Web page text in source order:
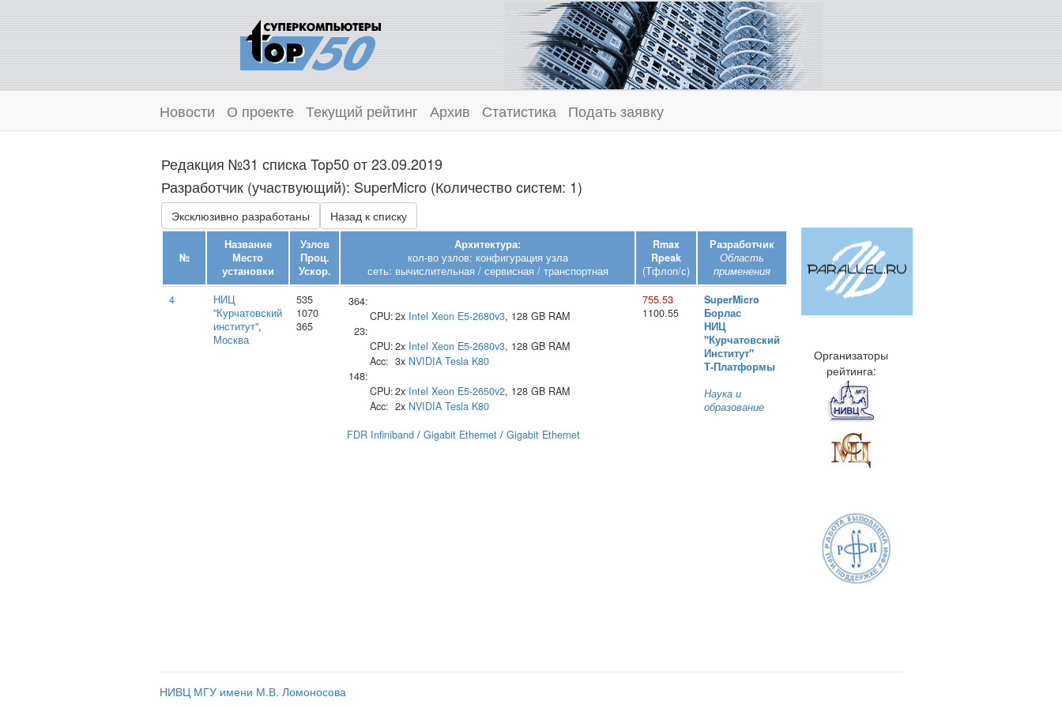
Новости О проекте Текущий рейтинг Архив Статистика Подать заявку
Редакция №31 списка Top50 от 23.09.2019
Разработчик (участвующий): SuperMicro (Количество систем: 1)
Эксклюзивно разработаны Назад к списку
№
Название
Место
установки
Узлов
Проц.
Ускор.
Архитектура:
кол-во узлов: конфигурация узла
сеть: вычислительная / сервисная / транспортная
Rmax
Rpeak
(Тфлоп/с)
Разработчик
Область
применения
4
НИЦ
"Курчатовский
институт",
Москва
535
1070
365
364:
CPU:2x Intel Xeon E5-2680v3, 128 GB RAM
23:
CPU:2x Intel Xeon E5-2680v3, 128 GB RAM
Acc: 3x NVIDIA Tesla K80
148:
CPU:2x Intel Xeon E5-2650v2, 128 GB RAM
Acc: 2x NVIDIA Tesla K80
FDR Infiniband / Gigabit Ethernet / Gigabit Ethernet
755.53
1100.55
SuperMicro
Борлас
НИЦ
"Курчатовский
Институт"
Т‑Платформы
Наука и
образование
Организаторы
рейтинга:
НИВЦ МГУ имени М.В. Ломоносова